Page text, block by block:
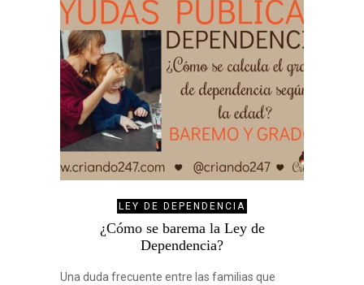
LEY DE DEPENDENCIA
¿Cómo se barema la Ley de
Dependencia?
Una duda frecuente entre las familias que